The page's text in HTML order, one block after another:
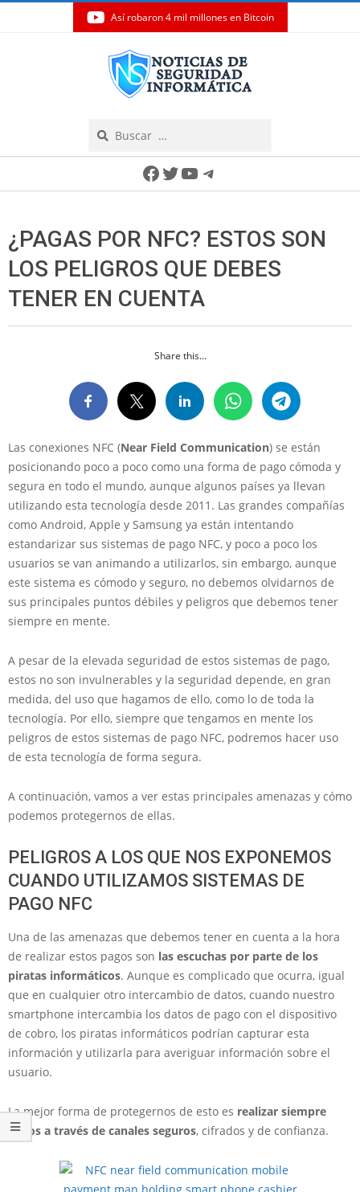
Así robaron 4 mil millones en Bitcoin
Facebook
Twitter
YouTube
Telegram
¿PAGAS POR NFC? ESTOS SON
LOS PELIGROS QUE DEBES
TENER EN CUENTA
Share this...
Las conexiones NFC (Near Field Communication) se están
posicionando poco a poco como una forma de pago cómoda y
segura en todo el mundo, aunque algunos países ya llevan
utilizando esta tecnología desde 2011. Las grandes compañías
como Android, Apple y Samsung ya están intentando
estandarizar sus sistemas de pago NFC, y poco a poco los
usuarios se van animando a utilizarlos, sin embargo, aunque
este sistema es cómodo y seguro, no debemos olvidarnos de
sus principales puntos débiles y peligros que debemos tener
siempre en mente.
A pesar de la elevada seguridad de estos sistemas de pago,
estos no son invulnerables y la seguridad depende, en gran
medida, del uso que hagamos de ello, como lo de toda la
tecnología. Por ello, siempre que tengamos en mente los
peligros de estos sistemas de pago NFC, podremos hacer uso
de esta tecnología de forma segura.
A continuación, vamos a ver estas principales amenazas y cómo
podemos protegernos de ellas.
PELIGROS A LOS QUE NOS EXPONEMOS
CUANDO UTILIZAMOS SISTEMAS DE
PAGO NFC
Una de las amenazas que debemos tener en cuenta a la hora
de realizar estos pagos son las escuchas por parte de los
piratas informáticos. Aunque es complicado que ocurra, igual
que en cualquier otro intercambio de datos, cuando nuestro
smartphone intercambia los datos de pago con el dispositivo
de cobro, los piratas informáticos podrían capturar esta
información y utilizarla para averiguar información sobre el
usuario.
La mejor forma de protegernos de esto es realizar siempre
pagos a través de canales seguros, cifrados y de confianza.